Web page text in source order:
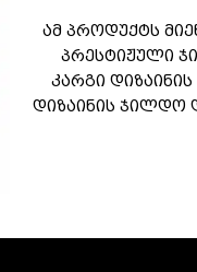
ამ პროდუქტს
პრესტიჟული
კარგი
დიზაინის ჯილდო